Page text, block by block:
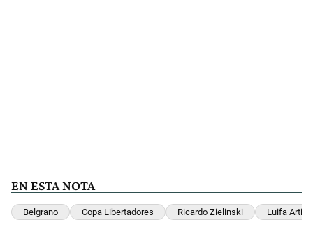
EN ESTA NOTA
Belgrano Copa Libertadores Ricardo Zielinski Luifa